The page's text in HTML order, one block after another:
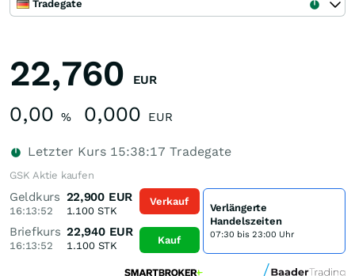
Tradegate
22,760 EUR
0,00 % 0,000 EUR
Letzter Kurs 15:38:17 Tradegate
GSK Aktie kaufen
Geldkurs
16:13:52
22,900 EUR
1.100STK
Briefkurs
16:13:52
22,940 EUR
1.100STK
Verkauf
Kauf
Verlängerte
Handelszeiten
07:30 bis 23:00 Uhr